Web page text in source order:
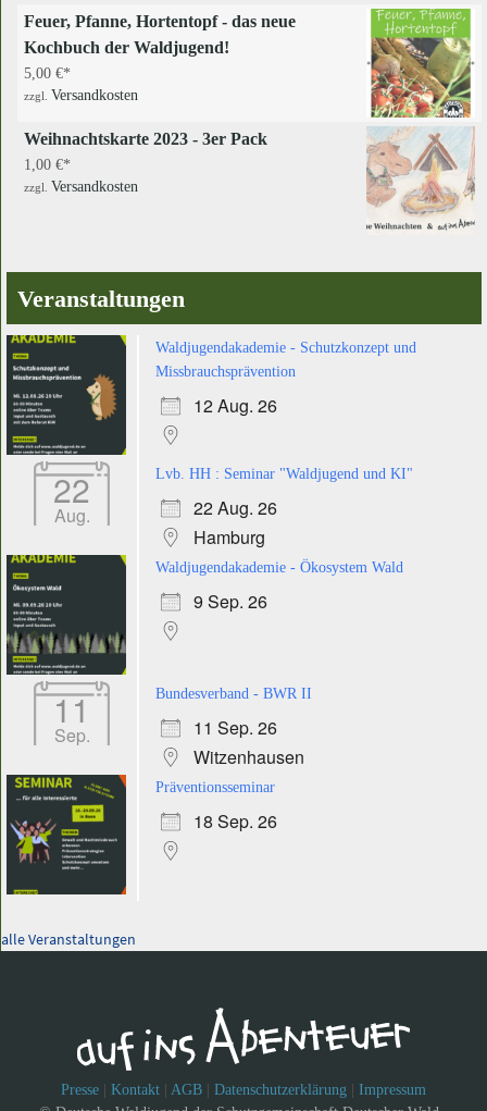
Feuer, Pfanne, Hortentopf - das neue
Kochbuch der Waldjugend!
5,00 €
zzgl. Versandkosten
Weihnachtskarte 2023 - 3er Pack
1,00 €
zzgl. Versandkosten
Veranstaltungen
Waldjugendakademie - Schutzkonzept und
Missbrauchsprävention
12 Aug. 26
22
Aug.
Lvb. HH : Seminar "Waldjugend und KI"
22 Aug. 26
Hamburg
Waldjugendakademie - Ökosystem Wald
9 Sep. 26
11
Sep.
Bundesverband - BWR II
11 Sep. 26
Witzenhausen
Präventionsseminar
18 Sep. 26
alle Veranstaltungen
Presse Kontakt AGB Datenschutzerklärung
Impressum